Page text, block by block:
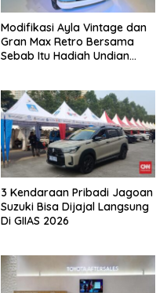
Modifikasi Ayla Vintage dan
Gran Max Retro Bersama
Sebab Itu Hadiah Undian
3 Kendaraan Pribadi Jagoan
Suzuki Bisa Dijajal Langsung
Di GIIAS 2026